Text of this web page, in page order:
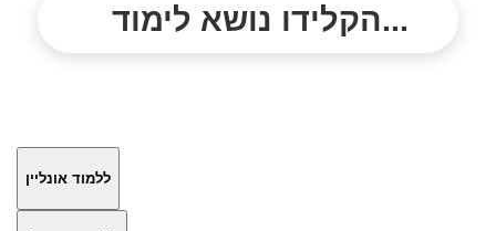
הקלידו נושא לימוד...
ללמוד אונליין